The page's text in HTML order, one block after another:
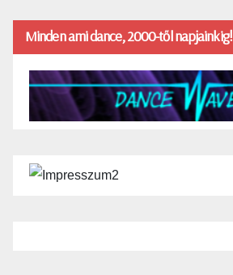
Minden ami dance, 2000-től napjainkig!